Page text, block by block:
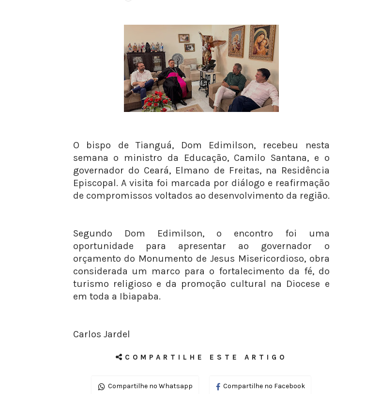
O bispo de Tianguá, Dom Edimilson, recebeu nesta
semana o ministro da Educação, Camilo Santana, e o
governador do Ceará, Elmano de Freitas, na Residência
Episcopal. A visita foi marcada por diálogo e reafirmação
de compromissos voltados ao desenvolvimento da região.
Segundo Dom Edimilson, o encontro foi uma
oportunidade para apresentar ao governador o
orçamento do Monumento de Jesus Misericordioso, obra
considerada um marco para o fortalecimento da fé, do
turismo religioso e da promoção cultural na Diocese e
em toda a Ibiapaba.
Carlos Jardel
COMPARTILHE ESTE ARTIGO
Compartilhe no Whatsapp Compartilhe no Facebook